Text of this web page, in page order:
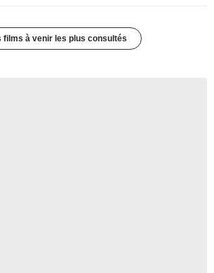
films à venir les plus consultés